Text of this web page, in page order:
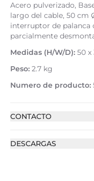
Acero pulverizado,
largo del cable, 50 cm
interruptor de palanca
parcialmente
Medidas (H/W/D): 50
Peso: 2.7 kg
Numero de producto:
CONTACTO
DESCARGAS